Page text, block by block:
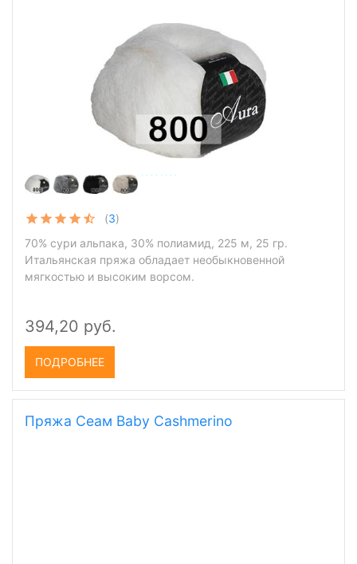
(3)
70% сури альпака, 30% полиамид, 225 м, 25 гр.
Итальянская пряжа обладает необыкновенной
мягкостью и высоким ворсом.
394,20 руб.
ПОДРОБНЕЕ
Пряжа Сеам Baby Cashmerino